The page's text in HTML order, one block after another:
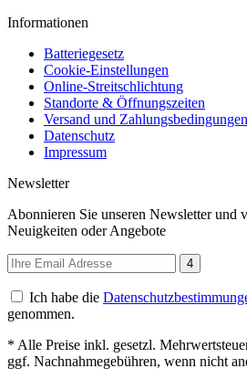
Informationen
Batteriegesetz
Cookie-Einstellungen
Online-Streitschlichtung
Standorte & Öffnungszeiten
Versand und Zahlungsbedingungen
Datenschutz
Impressum
Newsletter
Abonnieren Sie unseren Newsletter und
Neuigkeiten oder Angebote
4
Ich habe die
genommen.
* Alle Preise inkl. gesetzl.
ggf. Nachnahmegebühren, wenn nicht